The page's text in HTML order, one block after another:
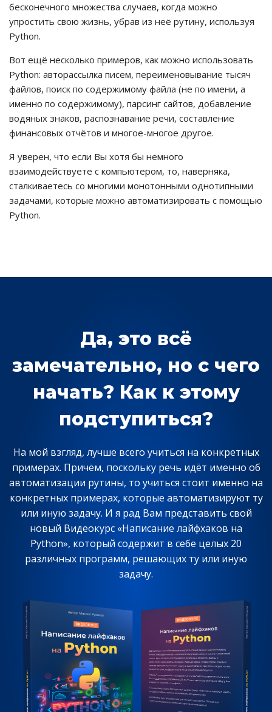
бесконечного множества случаев, когда можно
упростить свою жизнь, убрав из неё рутину, используя
Python.
Вот ещё несколько примеров, как можно использовать
Python: авторассылка писем, переименовывание тысяч
файлов, поиск по содержимому файла (не по имени, а
именно по содержимому), парсинг сайтов, добавление
водяных знаков, распознавание речи, составление
финансовых отчётов и многое-многое другое.
Я уверен, что если Вы хотя бы немного
взаимодействуете с компьютером, то, наверняка,
сталкиваетесь со многими монотонными однотипными
задачами, которые можно автоматизировать с помощью
Python.
Да, это всё
замечательно, но с чего
начать? Как к этому
подступиться?
На мой взгляд, лучше всего учиться на конкретных
примерах. Причём, поскольку речь идёт именно об
автоматизации рутины, то учиться стоит именно на
конкретных примерах, которые автоматизируют ту
или иную задачу. И я рад Вам представить свой
новый Видеокурс «Написание лайфхаков на
Python», который содержит в себе целых 20
различных программ, решающих ту или иную
задачу.